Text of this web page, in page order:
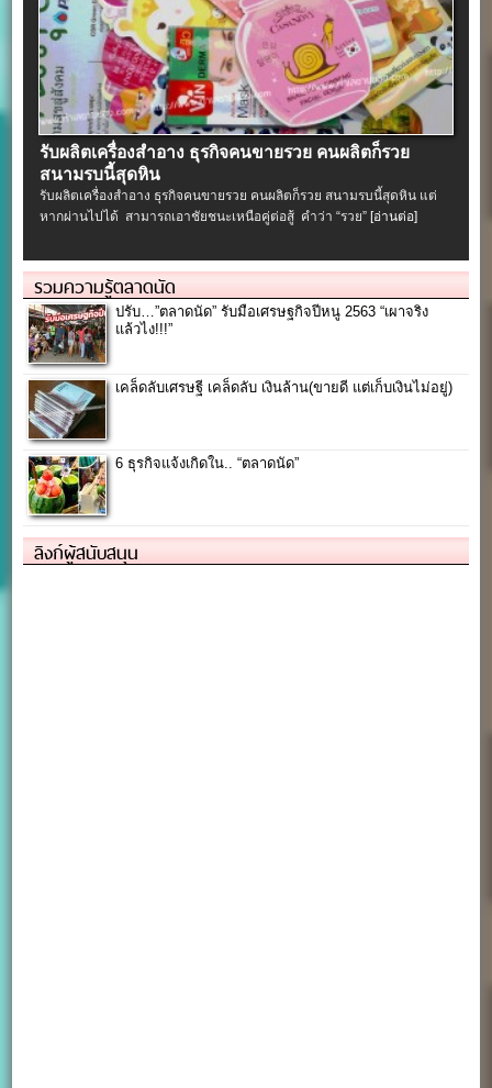
รับผลิตเครื่องสําอาง ธุรกิจคนขายรวย คนผลิตก็รวย
สนามรบนี้สุดหิน
รับผลิตเครื่องสําอาง ธุรกิจคนขายรวย คนผลิตก็รวย สนามรบนี้สุดหิน แต่
หากผ่านไปได้ สามารถเอาชัยชนะเหนือคู่ต่อสู้ คำว่า “รวย” [อ่านต่อ]
รวมความรู้ตลาดนัด
ปรับ…”ตลาดนัด” รับมือเศรษฐกิจปีหนู 2563 “เผาจริง
แล้วไง!!!”
เคล็ดลับเศรษฐี เคล็ดลับ เงินล้าน(ขายดี แต่เก็บเงินไม่อยู่)
6 ธุรกิจแจ้งเกิดใน.. “ตลาดนัด”
ลิงก์ผู้สนับสนุน